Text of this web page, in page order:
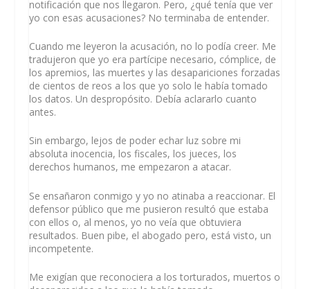
notificación que nos llegaron. Pero, ¿qué tenía que ver
yo con esas acusaciones? No terminaba de entender.
Cuando me leyeron la acusación, no lo podía creer. Me
tradujeron que yo era partícipe necesario, cómplice, de
los apremios, las muertes y las desapariciones forzadas
de cientos de reos a los que yo solo le había tomado
los datos. Un despropósito. Debía aclararlo cuanto
antes.
Sin embargo, lejos de poder echar luz sobre mi
absoluta inocencia, los fiscales, los jueces, los
derechos humanos, me empezaron a atacar.
Se ensañaron conmigo y yo no atinaba a reaccionar. El
defensor público que me pusieron resultó que estaba
con ellos o, al menos, yo no veía que obtuviera
resultados. Buen pibe, el abogado pero, está visto, un
incompetente.
Me exigían que reconociera a los torturados, muertos o